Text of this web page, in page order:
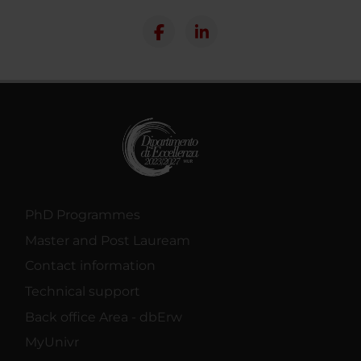
PhD Programmes
Master and Post Lauream
Contact information
Technical support
Back office Area - dbErw
MyUnivr